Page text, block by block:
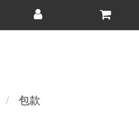
包款